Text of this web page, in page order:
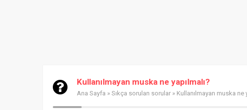
Kullanılmayan muska ne yapılmalı?
Ana Sayfa » Sıkça sorulan sorular » Kullanılmayan muska ne